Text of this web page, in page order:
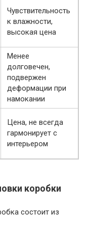
Чувствительность
к влажности,
высокая цена
Менее
долговечен,
подвержен
деформации при
намокании
Цена, не всегда
гармонирует с
интерьером
коробки
состоит из